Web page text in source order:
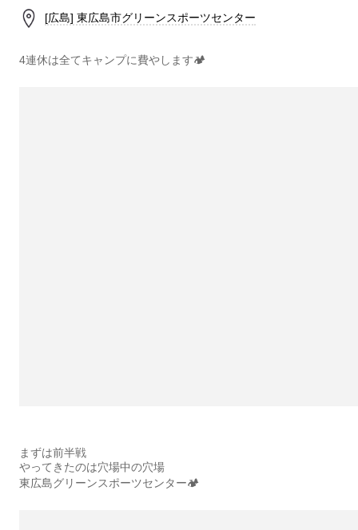
[広島] 東広島市グリーンスポーツセンター
4連休は全てキャンプに費やします🏕
まずは前半戦
やってきたのは穴場中の穴場
東広島グリーンスポーツセンター🏕